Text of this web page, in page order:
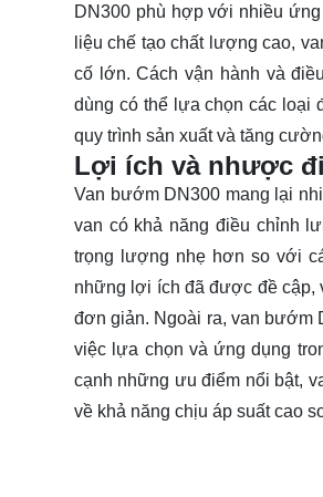
DN300 phù hợp với nhiều
liệu chế tạo chất lượng cao,
cố lớn. Cách vận hành và
dùng có thể lựa chọn các loại
quy trình sản xuất và tăng
Lợi ích và nhược
Van bướm DN300 mang lại
van có khả năng điều chỉnh
trọng lượng nhẹ hơn so với
những lợi ích đã được đề cập,
đơn giản. Ngoài ra, van bướm
việc lựa chọn và ứng dụng
cạnh những ưu điểm nổi bật,
về khả năng chịu áp suất cao